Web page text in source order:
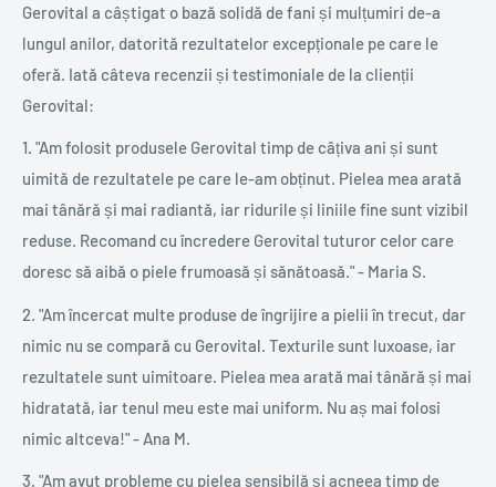
Gerovital a câștigat o bază solidă de fani și mulțumiri de-a
lungul anilor, datorită rezultatelor excepționale pe care le
oferă. Iată câteva recenzii și testimoniale de la clienții
Gerovital:
1. "Am folosit produsele Gerovital timp de câțiva ani și sunt
uimită de rezultatele pe care le-am obținut. Pielea mea arată
mai tânără și mai radiantă, iar ridurile și liniile fine sunt vizibil
reduse. Recomand cu încredere Gerovital tuturor celor care
doresc să aibă o piele frumoasă și sănătoasă." - Maria S.
2. "Am încercat multe produse de îngrijire a pielii în trecut, dar
nimic nu se compară cu Gerovital. Texturile sunt luxoase, iar
rezultatele sunt uimitoare. Pielea mea arată mai tânără și mai
hidratată, iar tenul meu este mai uniform. Nu aș mai folosi
nimic altceva!" - Ana M.
3. "Am avut probleme cu pielea sensibilă și acneea timp de